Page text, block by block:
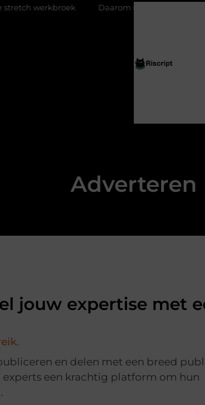
Daarom maakt een persoonlijke kaart
Adverteren
jouw expertise met
en delen met een breed
een krachtig platform om hun